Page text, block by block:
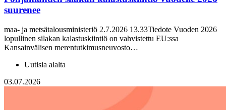
suurenee
maa- ja metsätalousministeriö 2.7.2026 13.33Tiedote Vuoden 2026
lopullinen silakan kalastuskiintiö on vahvistettu EU:ssa
Kansainvälisen merentutkimusneuvosto…
Uutisia alalta
03.07.2026